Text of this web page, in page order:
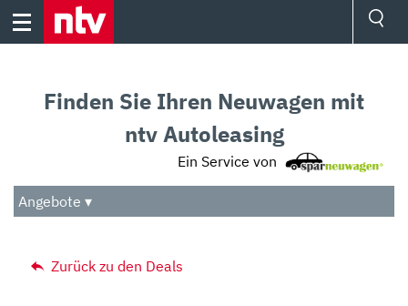
Skip
Audio
Das Beste
Finden Sie Ihren Neuwagen mit
ntv Autoleasing
Ein Service von
Angebote ▾
Zurück zu den Deals